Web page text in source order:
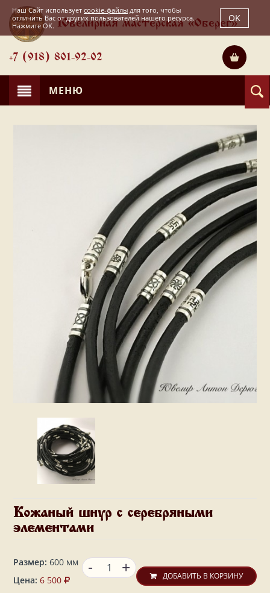
Ювелирная мастерская «Оберег»
+7 (918) 801-92-02
МЕНЮ
Кожаный шнур с серебряными
элементами
Размер: 600 мм
Цена: 6 500
+
- ДОБАВИТЬ В КОРЗИНУ
Наш Сайт использует cookie-файлы для того, чтобы
отличить Вас от других пользователей нашего ресурса.
Нажмите OK.
OK